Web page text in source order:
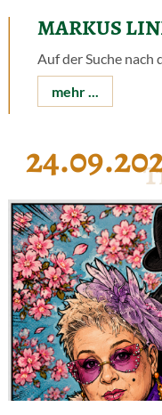
MARKUS
Auf der Suche nach
mehr ...